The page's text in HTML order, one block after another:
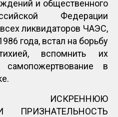
и общественного
Федерации
ликвидаторов ЧАЭС,
года, встал на борьбу
вспомнить их
в
ИСКРЕННЮЮ
ПРИЗНАТЕЛЬНОСТЬ